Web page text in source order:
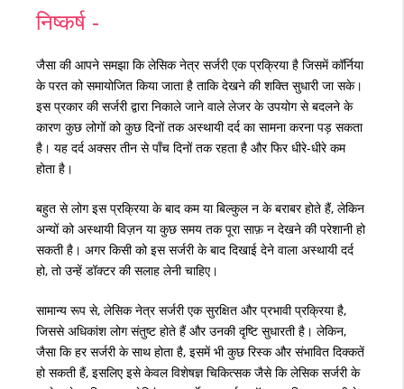
निष्कर्ष -
जैसा की आपने समझा कि लेसिक नेत्र सर्जरी एक प्रक्रिया है जिसमें कॉर्निया
के परत को समायोजित किया जाता है ताकि देखने की शक्ति सुधारी जा सके।
इस प्रकार की सर्जरी द्वारा निकाले जाने वाले लेजर के उपयोग से बदलने के
कारण कुछ लोगों को कुछ दिनों तक अस्थायी दर्द का सामना करना पड़ सकता
है। यह दर्द अक्सर तीन से पाँच दिनों तक रहता है और फिर धीरे-धीरे कम
होता है।
बहुत से लोग इस प्रक्रिया के बाद कम या बिल्कुल न के बराबर होते हैं, लेकिन
अन्यों को अस्थायी विज़न या कुछ समय तक पूरा साफ़ न देखने की परेशानी हो
सकती है। अगर किसी को इस सर्जरी के बाद दिखाई देने वाला अस्थायी दर्द
हो, तो उन्हें डॉक्टर की सलाह लेनी चाहिए।
सामान्य रूप से, लेसिक नेत्र सर्जरी एक सुरक्षित और प्रभावी प्रक्रिया है,
जिससे अधिकांश लोग संतुष्ट होते हैं और उनकी दृष्टि सुधारती है। लेकिन,
जैसा कि हर सर्जरी के साथ होता है, इसमें भी कुछ रिस्क और संभावित दिक्कतें
हो सकती हैं, इसलिए इसे केवल विशेषज्ञ चिकित्सक जैसे कि लेसिक सर्जरी के